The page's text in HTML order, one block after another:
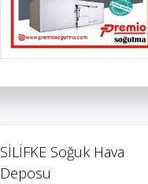
SİLİFKE Soğuk Hava
Deposu